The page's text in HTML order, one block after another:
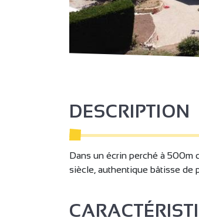
DESCRIPTION
Dans un écrin perché à 500m
siècle, authentique bâtisse de